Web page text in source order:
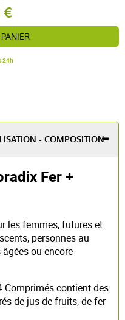
€
24h
- COMPOSITION
Fer +
les femmes, futures et
personnes au
ou encore
Comprimés contient des
de jus de fruits, de fer